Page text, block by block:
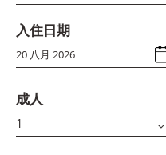
入住日期
成人